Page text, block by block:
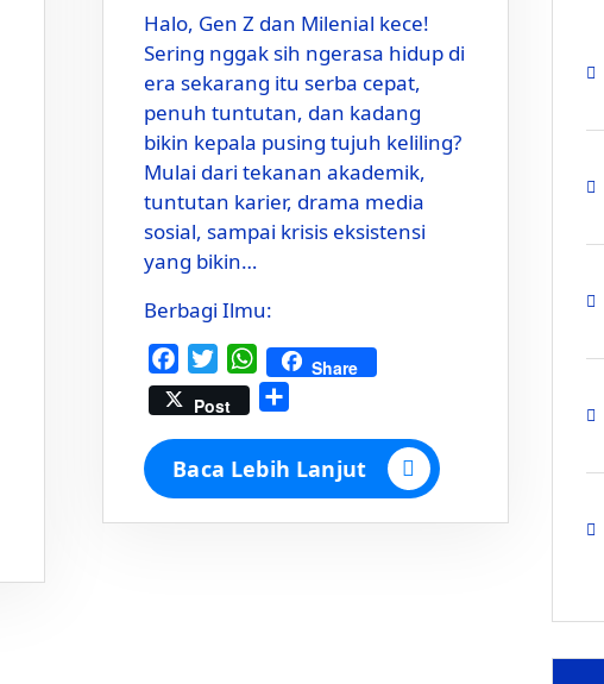
Halo, Gen Z dan Milenial kece!
Sering nggak sih ngerasa hidup di
era sekarang itu serba cepat,
penuh tuntutan, dan kadang
bikin kepala pusing tujuh keliling?
Mulai dari tekanan akademik,
tuntutan karier, drama media
sosial, sampai krisis eksistensi
yang bikin…
Berbagi Ilmu:
FacebookTwitterWhatsAppShare
Post
Baca Lebih Lanjut